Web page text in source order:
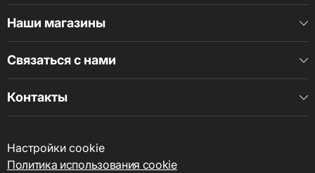
Наши магазины
Связаться с нами
Контакты
Настройки cookie
Политика использования cookie